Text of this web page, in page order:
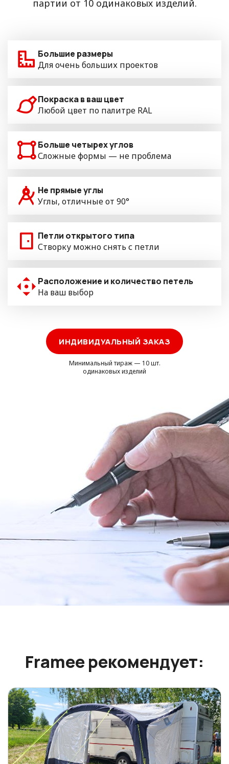
партии от 10 одинаковых изделий.
Большие размеры
Для очень больших проектов
Покраска в ваш цвет
Любой цвет по палитре RAL
Больше четырех углов
Сложные формы — не проблема
Не прямые углы
Углы, отличные от 90°
Петли открытого типа
Створку можно снять с петли
Расположение и количество петель
На ваш выбор
ИНДИВИДУАЛЬНЫЙ ЗАКАЗ
Минимальный тираж — 10 шт.
одинаковых изделий
Framee рекомендует: